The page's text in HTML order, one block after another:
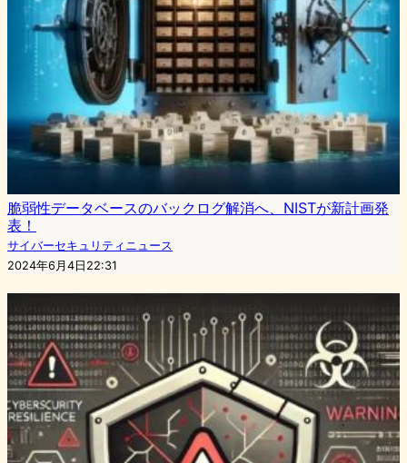
脆弱性データベースのバックログ解消へ、NISTが新計画発
表！
サイバーセキュリティニュース
2024年6月4日22:31